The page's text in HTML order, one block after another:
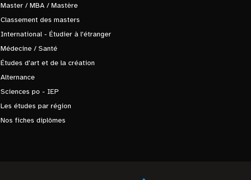
Master / MBA / Mastère
Classement des masters
International - Étudier à l'étranger
Médecine / Santé
Études d'art et de la création
Alternance
Sciences po - IEP
Les études par région
Nos fiches diplômes